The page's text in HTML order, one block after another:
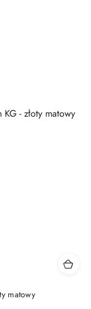
matowy